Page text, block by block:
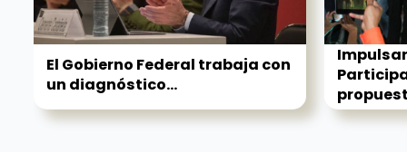
El Gobierno Federal trabaja con
un diagnóstico...